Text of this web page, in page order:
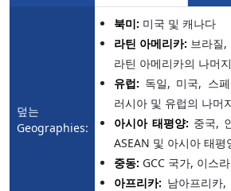
덮는
Geographies:
북미: 미국 및 캐나다
라틴 아메리카: 브라질,
라틴 아메리카의 나머지
유럽: 독일, 미국, 스
러시아 및 유럽의 나머
아시아 태평양: 중국,
ASEAN 및 아시아 태평
중동: GCC 국가, 이스
아프리카: 남아프리카